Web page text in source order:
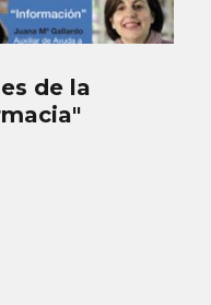
de la